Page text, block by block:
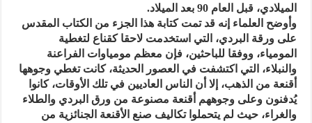
الميلادي، قبل العام 90 بعد الميلاد.
وأوضح العلماء إنه قد تمت كتابة هذا الجزء من الكتاب المقدس
على ورقة البردي، التي استخدمت لاحقا كقناع لتغطية
المومياء، ووفقا للباحثين، فإن معظم مومياوات الفراعنة
والنبلاء، التي اكتشفت في العصور الحديثة، كانت تغطي وجوهها
أقنعة من الذهب، إلا أن الناس العاديين في تلك الأوقات، كانوا
يُدفنون وعلى وجوههم أقنعة مصنوعة من ورق البردي والطلاء
والغراء، حيث لم يتحملوا تكاليف صنع الأقنعة الجنائزية من